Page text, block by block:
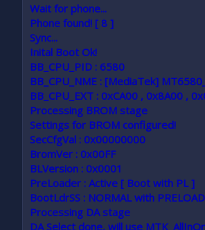
Wait for phone...
Phone found! [ 8 ]
Sync...
Inital Boot Ok!
BB_CPU_PID : 6580
BB_CPU_NME : [MediaTek]
BB_CPU_EXT : 0xCA00 , 0x8A00 ,
Processing BROM stage
Settings for BROM configured!
SecCfgVal : 0x00000000
BromVer : 0x00FF
BLVersion : 0x0001
PreLoader : Active [ Boot with PL ]
BootLdrSS : NORMAL with
Processing DA stage
DA Select done, will use